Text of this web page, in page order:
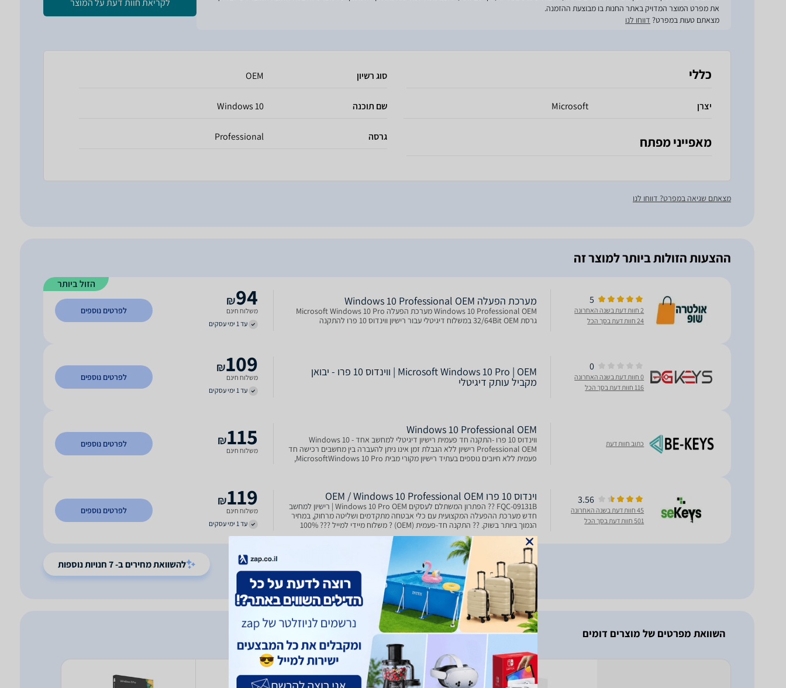
את מפרט המוצר המדויק באתר החנות בו מבוצעת ההזמנה.
מצאתם טעות במפרט? דווחו לנו
כללי
יצרן Microsoft
מאפייני מפתח
סוג רשיון OEM
שם תוכנה Windows 10
גרסה Professional
מצאתם שגיאה במפרט? דווחו לנו
ההצעות הזולות ביותר למוצר זה
הזול ביותר
5
2 חוות דעת בשנה האחרונה
24 חוות דעת בסך הכל
מערכת הפעלה Windows 10 Professional OEM
Windows 10 Professional OEM מערכת הפעלה Microsoft Windows 10 Pro
גרסת 32/64Bit OEM במשלוח דיגיטלי עבור רישיון ווינדוס 10 פרו להתקנה
94
₪
משלוח חינם
עד 1 ימי עסקים
לפרטים נוספים
0
0 חוות דעת בשנה האחרונה
116 חוות דעת בסך הכל
Microsoft Windows 10 Pro | OEM | ווינדוס 10 פרו - יבואן
מקביל עותק דיגיטלי
109
₪
משלוח חינם
עד 1 ימי עסקים
לפרטים נוספים
כתוב חוות דעת
Windows 10 Professional OEM
ווינדוס 10 פרו -התקנה חד פעמית רישיון דיגיטלי למחשב אחד - Windows 10
Professional OEM רישיון ללא הגבלת זמן אינו ניתן להעברה בין מחשבים רכישה חד
פעמית ללא חיובים נוספים בעתיד רישיון מקורי מבית MicrosoftWindows 10 Pro,
115
₪
משלוח חינם
לפרטים נוספים
3.56
45 חוות דעת בשנה האחרונה
501 חוות דעת בסך הכל
וינדוס 10 פרו OEM / Windows 10 Professional OEM
FQC-09131B ?? הפתרון המשתלם לעסקים Windows 10 Pro OEM | רישיון למחשב
חדש מערכת ההפעלה המקצועית עם כלי אבטחה מתקדמים ושליטה מרחוק, במחיר
הנמוך ביותר בשוק. ?? התקנה חד-פעמית (OEM) ? משלוח מיידי למייל ??? 100%
מקורי מאומת מול Microsoft ?? משלוח מיידי מפתח ד
119
₪
משלוח חינם
עד 1 ימי עסקים
לפרטים נוספים
להשוואת מחירים ב- 7 חנויות נוספות
השוואת מפרטים של מוצרים דומים